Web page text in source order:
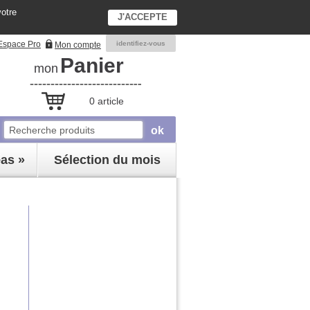
J'ACCEPTE
identifiez-vous
Mon compte
Pro
mon Panier
0 article
» Sélection du mois